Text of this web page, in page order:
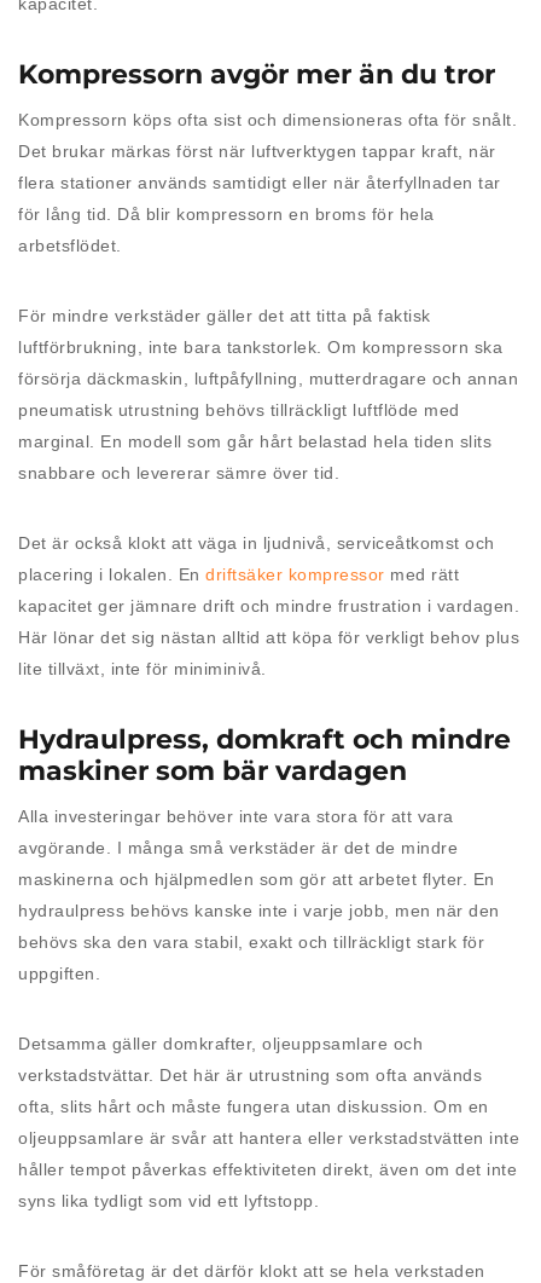
Kompressorn avgör mer än du tror
Kompressorn köps ofta sist och dimensioneras ofta för snålt.
Det brukar märkas först när luftverktygen tappar kraft, när
flera stationer används samtidigt eller när återfyllnaden tar
för lång tid. Då blir kompressorn en broms för hela
arbetsflödet.
För mindre verkstäder gäller det att titta på faktisk
luftförbrukning, inte bara tankstorlek. Om kompressorn ska
försörja däckmaskin, luftpåfyllning, mutterdragare och annan
pneumatisk utrustning behövs tillräckligt luftflöde med
marginal. En modell som går hårt belastad hela tiden slits
snabbare och levererar sämre över tid.
Det är också klokt att väga in ljudnivå, serviceåtkomst och
placering i lokalen. En driftsäker kompressor med rätt
kapacitet ger jämnare drift och mindre frustration i vardagen.
Här lönar det sig nästan alltid att köpa för verkligt behov plus
lite tillväxt, inte för miniminivå.
Hydraulpress, domkraft och mindre
maskiner som bär vardagen
Alla investeringar behöver inte vara stora för att vara
avgörande. I många små verkstäder är det de mindre
maskinerna och hjälpmedlen som gör att arbetet flyter. En
hydraulpress behövs kanske inte i varje jobb, men när den
behövs ska den vara stabil, exakt och tillräckligt stark för
uppgiften.
Detsamma gäller domkrafter, oljeuppsamlare och
verkstadstvättar. Det här är utrustning som ofta används
ofta, slits hårt och måste fungera utan diskussion. Om en
oljeuppsamlare är svår att hantera eller verkstadstvätten inte
håller tempot påverkas effektiviteten direkt, även om det inte
syns lika tydligt som vid ett lyftstopp.
För småföretag är det därför klokt att se hela verkstaden